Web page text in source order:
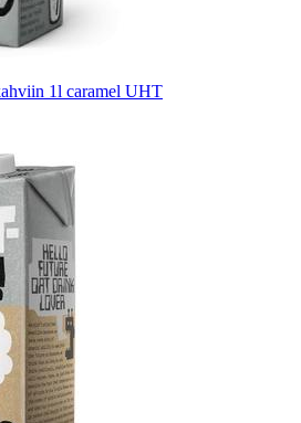
1l caramel UHT